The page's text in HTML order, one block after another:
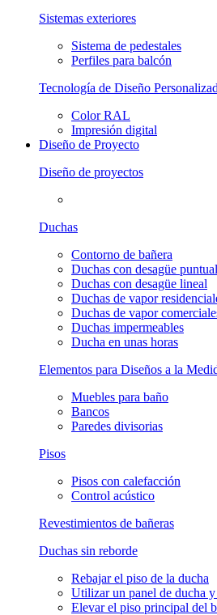
Sistemas exteriores
Sistema de pedestales
Perfiles para balcón
Tecnología de Diseño
Color RAL
Impresión digital
Diseño de Proyecto
Diseño de proyectos
Duchas
Contorno de bañera
Duchas con desagüe puntual
Duchas con desagüe lineal
Duchas de vapor
Duchas de vapor
Duchas impermeables
Ducha en unas horas
Elementos para Diseños a la
Muebles para baño
Bancos
Paredes divisorias
Pisos
Pisos con calefacción
Control acústico
Revestimientos de bañeras
Duchas sin reborde
Rebajar el piso de la ducha
Utilizar un panel de ducha
Elevar el piso principal del